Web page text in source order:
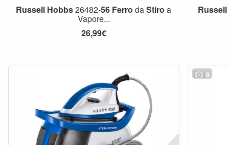
Russell Hobbs26482-56 Ferro daStiro a
Vapore...
26,99€
Russell
9